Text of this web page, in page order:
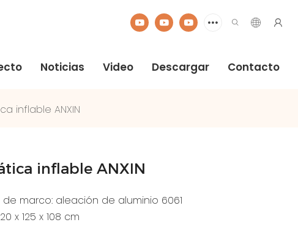
Noticias Video Descargar Contacto
inflable ANXIN
inflable ANXIN
marco: aleación de aluminio 6061
x 125 x 108 cm